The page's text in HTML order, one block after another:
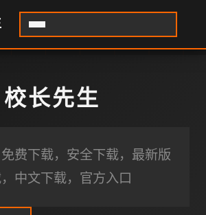
校长先生
费下载，安全下载，最新版
中文下载，官方入口